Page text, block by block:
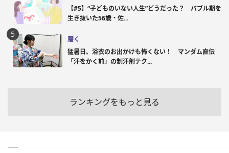
【#5】“子どものいない人生”どうだった？ バブル期を
生き抜いた56歳・佐...
磨く
猛暑日、浴衣のお出かけも怖くない！ マンダム直伝
「汗をかく前」の制汗剤テク...
ランキングをもっと見る